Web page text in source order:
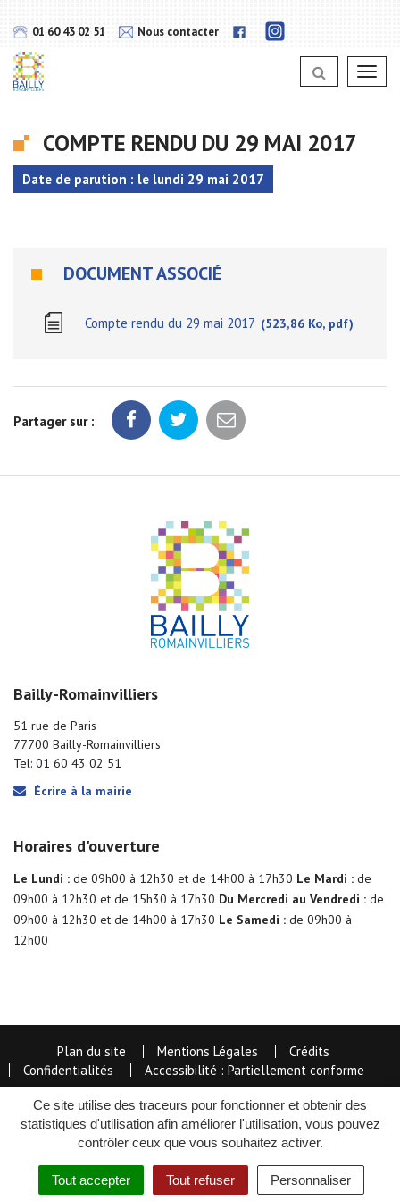
Ce site utilise des traceurs pour fonctionner et obtenir des
statistiques d'utilisation afin améliorer l'utilisation, vous pouvez
contrôler ceux que vous souhaitez activer.
Tout accepter Tout refuser Personnaliser
01 60 43 02 51 Nous contacter
Lien
notra
Instagram
COMPTE RENDU DU 29 MAI 2017
Date de parution : le lundi 29 mai 2017
DOCUMENT ASSOCIÉ
Compte rendu du 29 mai 2017 523,86 Ko, pdf
Partager sur :
Bailly-Romainvilliers
51 rue de Paris
77700 Bailly-Romainvilliers
Tel: 01 60 43 02 51
Écrire à la mairie
Horaires d'ouverture
Le Lundi : de 09h00 à 12h30 et de 14h00 à 17h30 Le Mardi : de
09h00 à 12h30 et de 15h30 à 17h30 Du Mercredi au Vendredi : de
09h00 à 12h30 et de 14h00 à 17h30 Le Samedi : de 09h00 à
12h00
Plan du site Mentions Légales
Crédits
Confidentialités
Accessibilité : Partiellement conforme